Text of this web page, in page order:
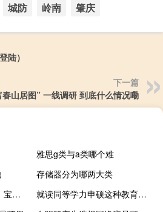
城防 岭南 肇庆
陆）
下一篇
山居图” 一线调研 到底什么情况嘞
雅思g类与a类哪个难
存储器分为哪两大类
报到立刻发半个月工资？ 宝能汽车开始招聘
就读同等学力申硕这种教育咋样上课修学分容易不